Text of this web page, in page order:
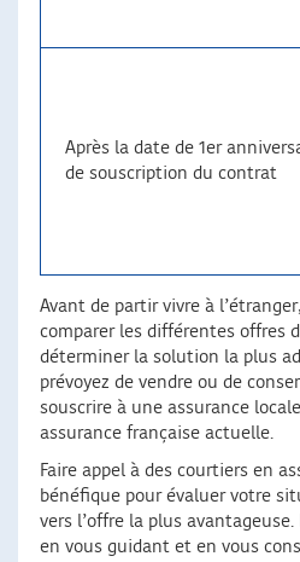
Après la date de 1er
de souscription du contrat
Avant de partir vivre à
comparer les différentes offres
déterminer la solution la plus
prévoyez de vendre ou de
souscrire à une assurance
assurance française actuelle.
Faire appel à des courtiers en
bénéfique pour évaluer votre
vers l’offre la plus
en vous guidant et en vous